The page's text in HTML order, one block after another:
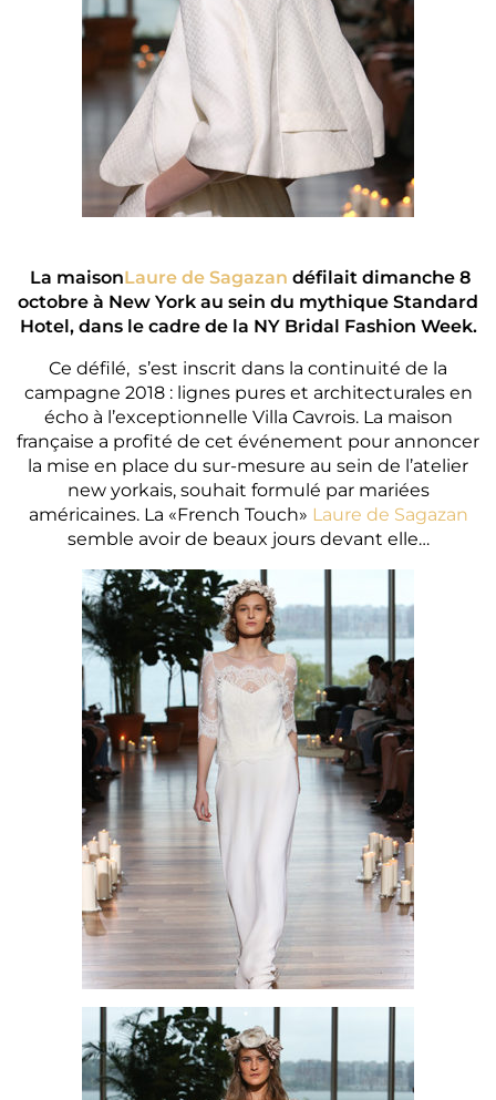
La maisonLaure de Sagazan défilait dimanche 8
octobre à New York au sein du mythique Standard
Hotel, dans le cadre de la NY Bridal Fashion Week.
Ce défilé, s’est inscrit dans la continuité de la
campagne 2018 : lignes pures et architecturales en
écho à l’exceptionnelle Villa Cavrois. La maison
française a profité de cet événement pour annoncer
la mise en place du sur-mesure au sein de l’atelier
new yorkais, souhait formulé par mariées
américaines. La «French Touch» Laure de Sagazan
semble avoir de beaux jours devant elle…